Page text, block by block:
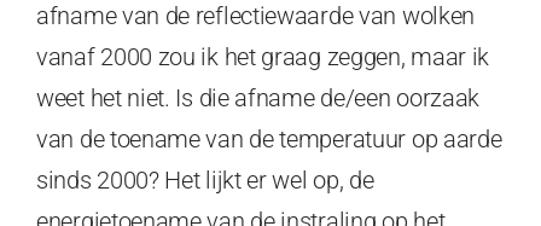
afname van de reflectiewaarde van wolken
vanaf 2000 zou ik het graag zeggen, maar ik
weet het niet. Is die afname de/een oorzaak
van de toename van de temperatuur op aarde
sinds 2000? Het lijkt er wel op, de